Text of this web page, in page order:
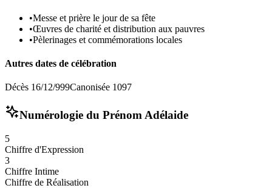
•Messe et prière le jour de sa fête
•Œuvres de charité et distribution aux pauvres
•Pèlerinages et commémorations locales
Autres dates de célébration
Décès 16/12/999Canonisée 1097
Numérologie du Prénom Adélaide
5
Chiffre d'Expression
3
Chiffre Intime
Chiffre de Réalisation